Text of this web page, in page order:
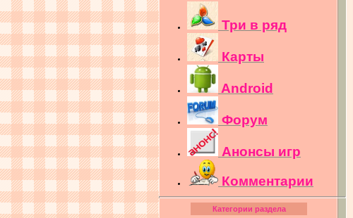
Три в ряд
Карты
Android
Форум
Анонсы игр
Комментарии
Категории раздела